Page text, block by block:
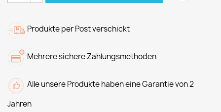
Produkte per Post verschickt
Mehrere sichere Zahlungsmethoden
Alle unsere Produkte haben eine Garantie von 2
Jahren